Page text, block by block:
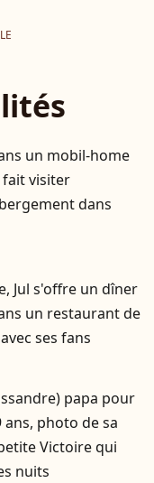
un mobil-home
fait visiter
dans
Jul s'offre un dîner
un restaurant de
ses fans
papa pour
photo de sa
Victoire qui
nuits